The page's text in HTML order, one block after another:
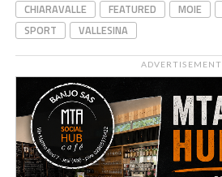
CHIARAVALLE
FEATURED MOIE
SPORT
VALLESINA
ADVERTISEMENT